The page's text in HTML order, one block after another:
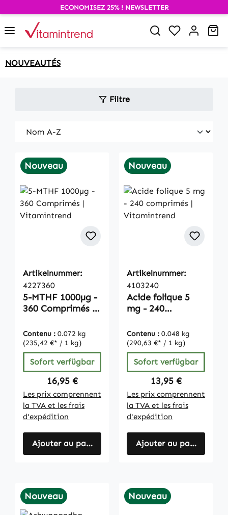
springen
ECONOMISEZ 25% ! NEWSLETTER
Du hast 0
NOUVEAUTÉS
Filtre
Nouveau
Artikelnummer:
4227360
5-MTHF 1000µg -
360 Comprimés |
Contenu : 0.072 kg
(235,42 €* / 1 kg)
Sofort verfügbar
Regulärer Preis:
16,95 €
Les prix comprennent
la TVA et les frais
d'expédition
Ajouter au panier
Nouveau
Artikelnummer:
4103240
Acide folique 5
mg - 240
Vitamintrend
Contenu : 0.048 kg
(290,63 €* / 1 kg)
Sofort verfügbar
Regulärer Preis:
13,95 €
Les prix comprennent
la TVA et les frais
d'expédition
Ajouter au panier
Nouveau Nouveau